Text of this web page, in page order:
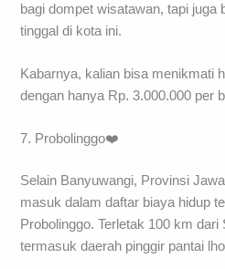
bagi dompet wisatawan, tapi
tinggal di kota ini.
Kabarnya, kalian bisa menikmati
dengan hanya Rp. 3.000.000 per
7. Probolinggo❤️
Selain Banyuwangi, Provinsi
masuk dalam daftar biaya hidup
Probolinggo. Terletak 100 km
termasuk daerah pinggir pantai